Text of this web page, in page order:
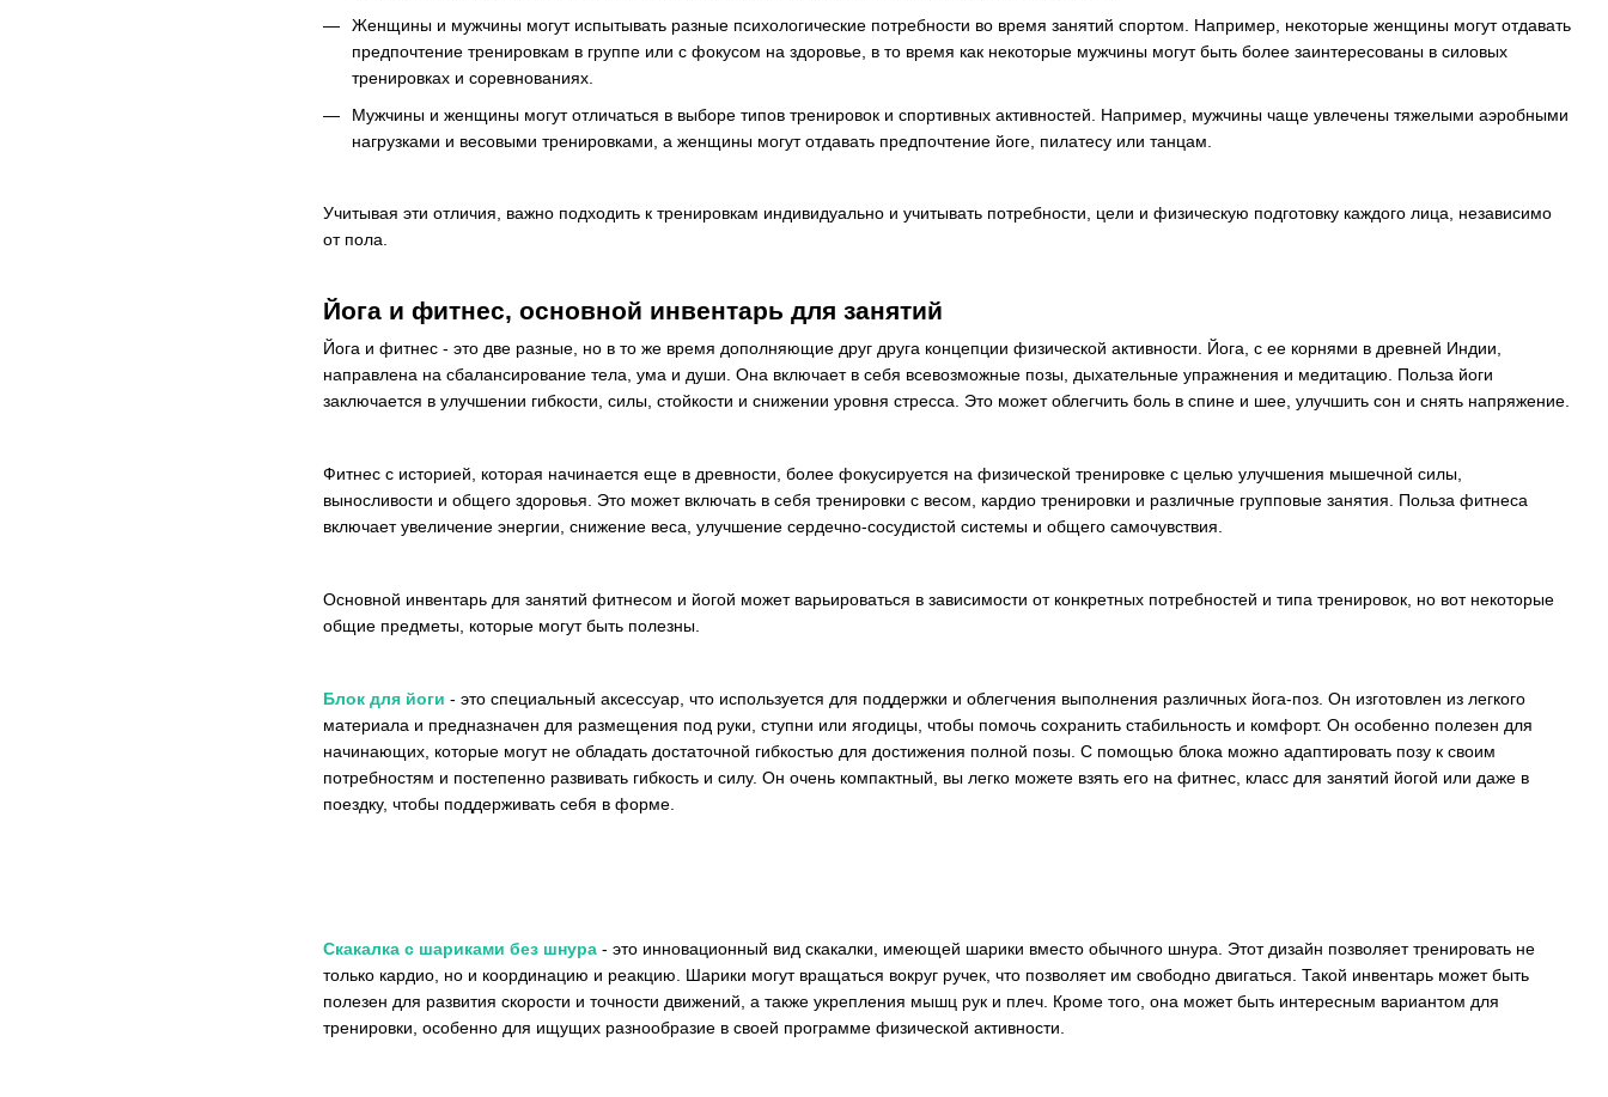
Женщины и мужчины могут испытывать разные психологические потребности во время занятий спортом. Например, некоторые женщины могут отдавать
предпочтение тренировкам в группе или с фокусом на здоровье, в то время как некоторые мужчины могут быть более заинтересованы в силовых
тренировках и соревнованиях.
Мужчины и женщины могут отличаться в выборе типов тренировок и спортивных активностей. Например, мужчины чаще увлечены тяжелыми аэробными
нагрузками и весовыми тренировками, а женщины могут отдавать предпочтение йоге, пилатесу или танцам.
Учитывая эти отличия, важно подходить к тренировкам индивидуально и учитывать потребности, цели и физическую подготовку каждого лица, независимо
от пола.
Йога и фитнес, основной инвентарь для занятий
Йога и фитнес - это две разные, но в то же время дополняющие друг друга концепции физической активности. Йога, с ее корнями в древней Индии,
направлена ​​на сбалансирование тела, ума и души. Она включает в себя всевозможные позы, дыхательные упражнения и медитацию. Польза йоги
заключается в улучшении гибкости, силы, стойкости и снижении уровня стресса. Это может облегчить боль в спине и шее, улучшить сон и снять напряжение.
Фитнес с историей, которая начинается еще в древности, более фокусируется на физической тренировке с целью улучшения мышечной силы,
выносливости и общего здоровья. Это может включать в себя тренировки с весом, кардио тренировки и различные групповые занятия. Польза фитнеса
включает увеличение энергии, снижение веса, улучшение сердечно-сосудистой системы и общего самочувствия.
Основной инвентарь для занятий фитнесом и йогой может варьироваться в зависимости от конкретных потребностей и типа тренировок, но вот некоторые
общие предметы, которые могут быть полезны.
Блок для йоги - это специальный аксессуар, что используется для поддержки и облегчения выполнения различных йога-поз. Он изготовлен из легкого
материала и предназначен для размещения под руки, ступни или ягодицы, чтобы помочь сохранить стабильность и комфорт. Он особенно полезен для
начинающих, которые могут не обладать достаточной гибкостью для достижения полной позы. С помощью блока можно адаптировать позу к своим
потребностям и постепенно развивать гибкость и силу. Он очень компактный, вы легко можете взять его на фитнес, класс для занятий йогой или даже в
поездку, чтобы поддерживать себя в форме.
Скакалка с шариками без шнура - это инновационный вид скакалки, имеющей шарики вместо обычного шнура. Этот дизайн позволяет тренировать не
только кардио, но и координацию и реакцию. Шарики могут вращаться вокруг ручек, что позволяет им свободно двигаться. Такой инвентарь может быть
полезен для развития скорости и точности движений, а также укрепления мышц рук и плеч. Кроме того, она может быть интересным вариантом для
тренировки, особенно для ищущих разнообразие в своей программе физической активности.